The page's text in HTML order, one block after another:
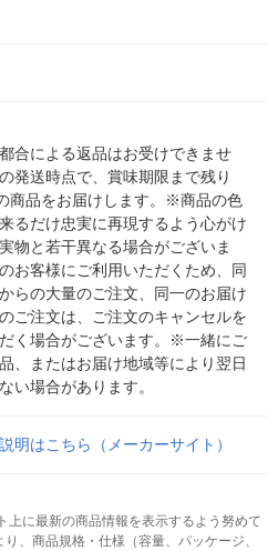
合による返品はお受けできませ
発送時点で、賞味期限まで残り
商品をお届けします。※商品の色
るだけ忠実に再現するよう心がけ
物と若干異なる場合がございま
お客様にご利用いただくため、同
らの大量のご注文、同一のお届け
ご注文は、ご注文のキャンセルを
く場合がございます。※一緒にご
、またはお届け地域等により翌日
い場合があります。
明はこちら（メーカーサイト）
上に最新の商品情報を表示するよう努めて
、商品規格・仕様（容量、パッケージ、